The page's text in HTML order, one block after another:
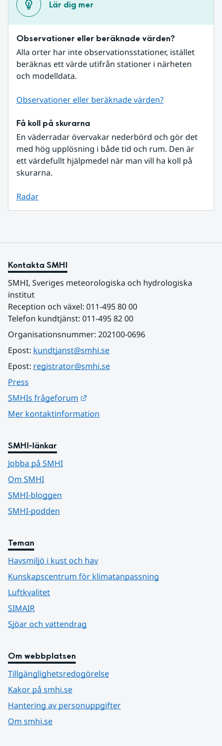
Lär dig mer
Observationer eller beräknade värden?
Alla orter har inte observationsstationer, istället
beräknas ett värde utifrån stationer i närheten
och modelldata.
Observationer eller beräknade värden?
Få koll på skurarna
En väderradar övervakar nederbörd och gör det
med hög upplösning i både tid och rum. Den är
ett värdefullt hjälpmedel när man vill ha koll på
skurarna.
Radar
Kontakta SMHI
SMHI, Sveriges meteorologiska och hydrologiska
institut
Reception och växel: 011-495 80 00
Telefon kundtjänst: 011-495 82 00
Organisationsnummer: 202100-0696
Epost: kundtjanst@smhi.se
Epost: registrator@smhi.se
Press
SMHIs frågeforum
Mer kontaktinformation
SMHI-länkar
Jobba på SMHI
Om SMHI
SMHI-bloggen
SMHI-podden
Teman
Havsmiljö i kust och hav
Kunskapscentrum för klimatanpassning
Luftkvalitet
SIMAIR
Sjöar och vattendrag
Om webbplatsen
Tillgänglighetsredogörelse
Kakor på smhi.se
Hantering av personuppgifter
Om smhi.se